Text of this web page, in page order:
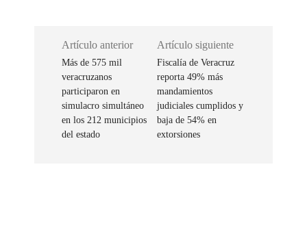
Artículo anterior
Más de 575 mil
veracruzanos
participaron en
simulacro simultáneo
en los 212 municipios
del estado
Artículo siguiente
Fiscalía de Veracruz
reporta 49% más
mandamientos
judiciales cumplidos y
baja de 54% en
extorsiones